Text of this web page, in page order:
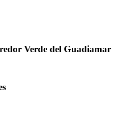
Verde del Guadiamar